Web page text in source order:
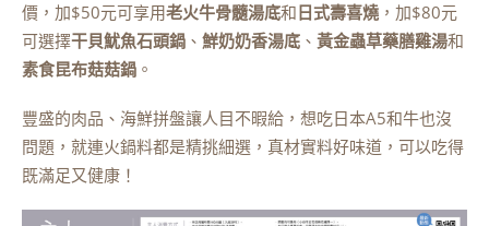
價，加$50元可享用老火牛骨髓湯底和日式壽喜燒 ，加$80元
可選擇干貝魷魚石頭鍋 、 鮮奶奶香湯底 、 黃金蟲草藥膳雞湯和
素食昆布菇菇鍋 。
豐盛的肉品、海鮮拼盤讓人目不暇給，想吃日本A5和牛也沒
問題，就連火鍋料都是精挑細選，真材實料好味道，可以吃得
既滿足又健康！